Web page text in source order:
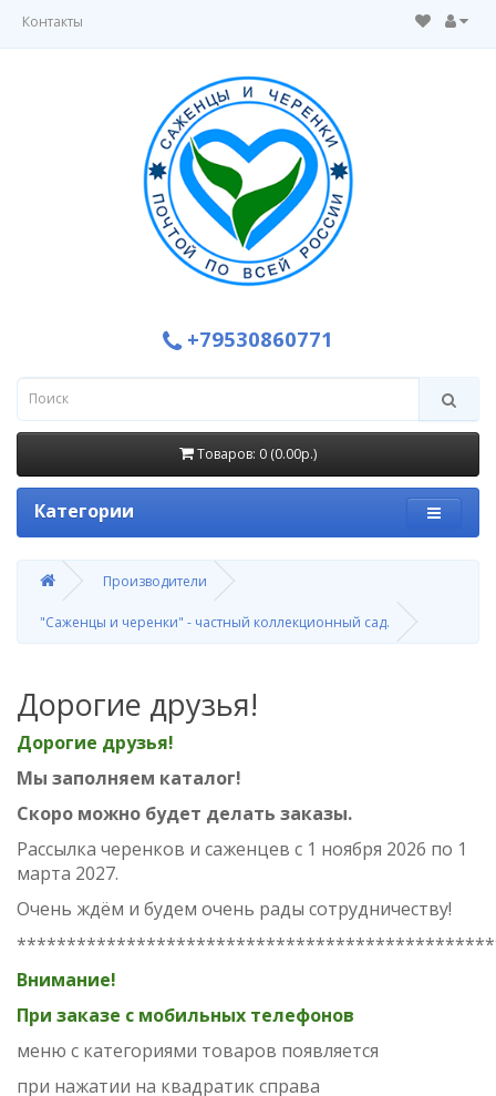
Контакты
+79530860771
Товаров: 0 (0.00р.)
Категории
Производители
"Саженцы и черенки" - частный коллекционный сад.
Дорогие друзья!
Дорогие друзья!
Мы заполняем каталог!
Скоро можно будет делать заказы.
Рассылка черенков и саженцев с 1 ноября 2026 по 1
марта 2027.
Очень ждём и будем очень рады сотрудничеству!
Внимание!
При заказе с мобильных телефонов
меню с категориями товаров появляется
при нажатии на квадратик справа